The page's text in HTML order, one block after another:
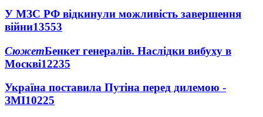
У МЗС РФ відкинули можливість завершення
війни13553
СюжетБенкет генералів. Наслідки вибуху в
Москві12235
Україна поставила Путіна перед дилемою -
ЗМІ10225